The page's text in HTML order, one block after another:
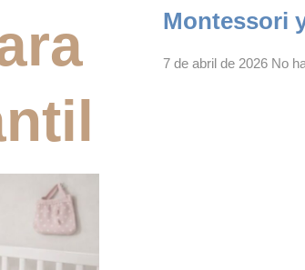
Montessori
7 de abril de 2026 No